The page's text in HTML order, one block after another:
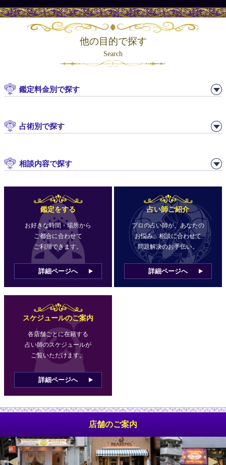
他の目的で探す
Search
鑑定料金別で探す
占術別で探す
相談内容で探す
鑑定をする
お好きな時間・場所から
ご都合に合わせて
ご利用できます。
詳細ページへ
占い師ご紹介
プロの占い師が、あなたの
お悩み、相談に合わせて
問題解決のお手伝い。
詳細ページへ
スケジュールのご案内
各店舗ごとに在籍する
占い師のスケジュールが
ご覧いただけます。
詳細ページへ
店舗のご案内